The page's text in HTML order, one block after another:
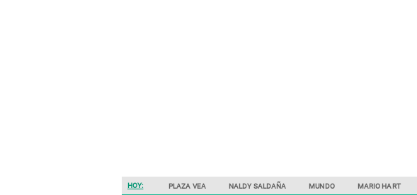
HOY: PLAZA VEA NALDY SALDAÑA MUNDO MARIO HART